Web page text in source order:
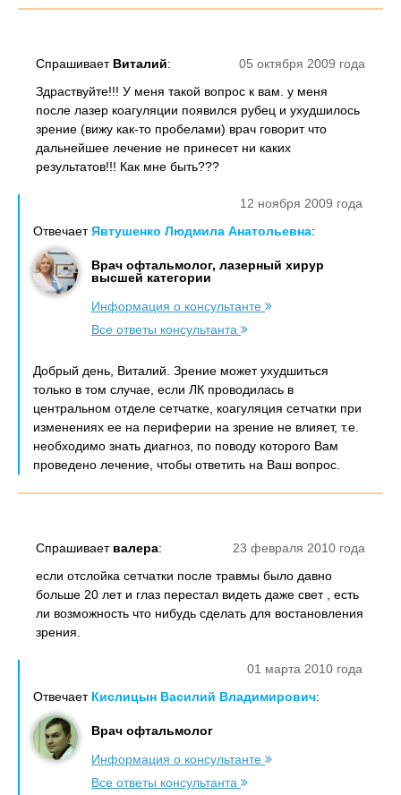
05 октября 2009 года
Спрашивает Виталий:
Здраствуйте!!! У меня такой вопрос к вам. у меня
после лазер коагуляции появился рубец и ухудшилось
зрение (вижу как-то пробелами) врач говорит что
дальнейшее лечение не принесет ни каких
результатов!!! Как мне быть???
12 ноября 2009 года
ОтвечаетЯвтушенко Людмила Анатольевна:
Врач офтальмолог, лазерный хирур
высшей категории
Информация о консультанте
Все ответы консультанта
Добрый день, Виталий. Зрение может ухудшиться
только в том случае, если ЛК проводилась в
центральном отделе сетчатке, коагуляция сетчатки при
изменениях ее на периферии на зрение не влияет, т.е.
необходимо знать диагноз, по поводу которого Вам
проведено лечение, чтобы ответить на Ваш вопрос.
23 февраля 2010 года
Спрашивает валера:
если отслойка сетчатки после травмы было давно
больше 20 лет и глаз перестал видеть даже свет , есть
ли возможность что нибудь сделать для востановления
зрения.
01 марта 2010 года
Отвечает Кислицын Василий Владимирович:
Врач офтальмолог
Информация о консультанте
Все ответы консультанта